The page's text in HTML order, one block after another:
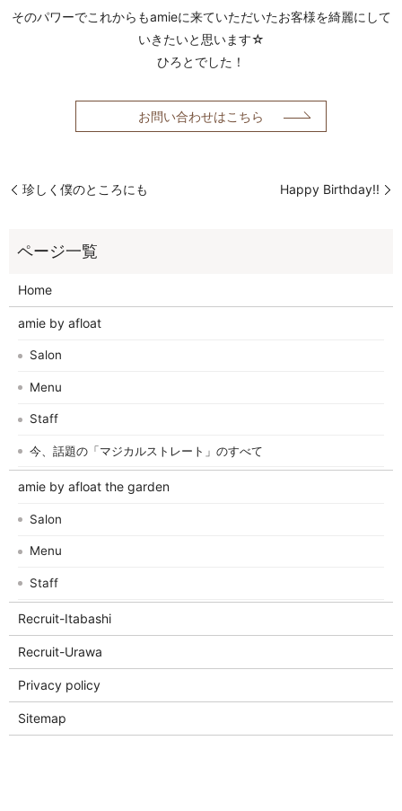
そのパワーでこれからもamieに来ていただいたお客様を綺麗にして
いきたいと思います☆
ひろとでした！
お問い合わせはこちら
珍しく僕のところにも Happy Birthday!!
Home
amie by afloat
Salon
Menu
Staff
今、話題の「マジカルストレート」のすべて
amie by afloat the garden
Salon
Menu
Staff
Recruit-Itabashi
Recruit-Urawa
Privacy policy
Sitemap